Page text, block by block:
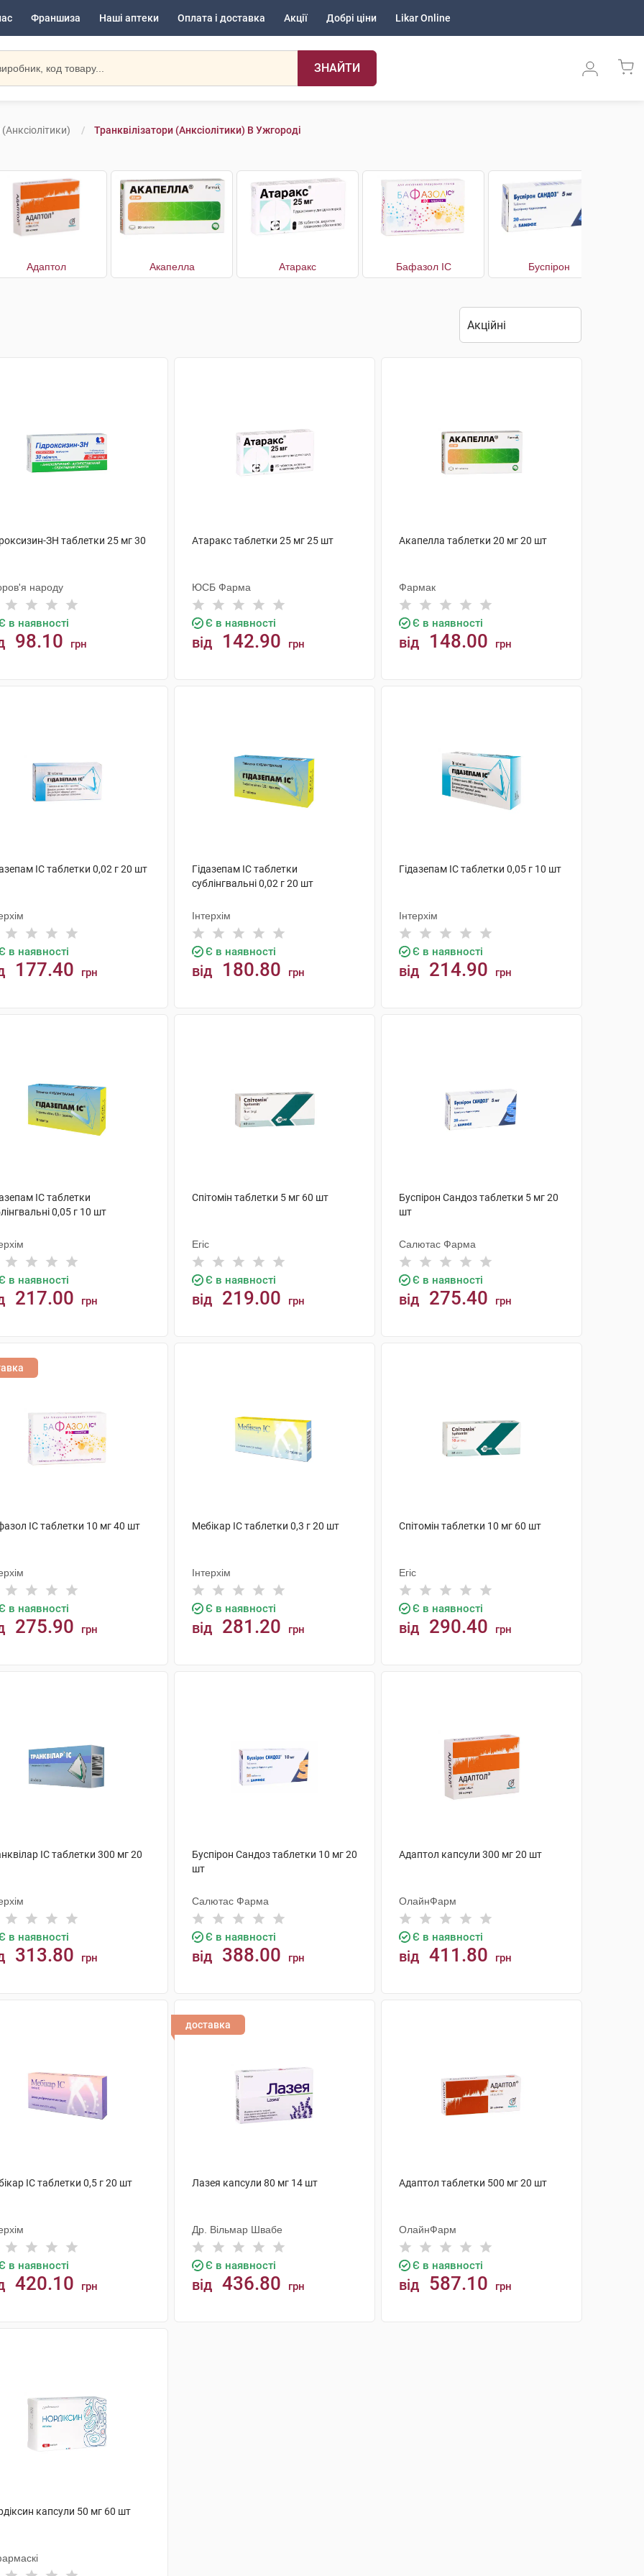
Франшиза Наші аптеки Оплата і доставка Акції Добрі ціни Likar Online
ЗНАЙТИ
Транквілізатори (анксіолітики) В Ужгороді
Адаптол Акапелла Атаракс Бафазол IC Буспірон
ЗН таблетки 25 мг 30
народу
в наявності
98.10 грн
Атаракс таблетки 25 мг 25 шт
ЮСБ Фарма
Є в наявності
від 142.90 грн
Акапелла таблетки 20 мг 20 шт
Фармак
Є в наявності
від 148.00 грн
IC таблетки 0,02 г 20 шт
в наявності
177.40 грн
Гідазепам IC таблетки
сублінгвальні 0,02 г 20 шт
Інтерхім
Є в наявності
від 180.80 грн
Гідазепам IC таблетки 0,05 г 10 шт
Інтерхім
Є в наявності
від 214.90 грн
IC таблетки
0,05 г 10 шт
в наявності
217.00 грн
Спітомін таблетки 5 мг 60 шт
Егіс
Є в наявності
від 219.00 грн
Буспірон Сандоз таблетки 5 мг 20
шт
Салютас Фарма
Є в наявності
від 275.40 грн
IC таблетки 10 мг 40 шт
в наявності
275.90 грн
Мебікар IC таблетки 0,3 г 20 шт
Інтерхім
Є в наявності
від 281.20 грн
Спітомін таблетки 10 мг 60 шт
Егіс
Є в наявності
від 290.40 грн
IC таблетки 300 мг 20
в наявності
313.80 грн
Буспірон Сандоз таблетки 10 мг 20
шт
Салютас Фарма
Є в наявності
від 388.00 грн
Адаптол капсули 300 мг 20 шт
ОлайнФарм
Є в наявності
від 411.80 грн
IC таблетки 0,5 г 20 шт
в наявності
420.10 грн
доставка
Лазея капсули 80 мг 14 шт
Др. Вільмар Швабе
Є в наявності
від 436.80 грн
Адаптол таблетки 500 мг 20 шт
ОлайнФарм
Є в наявності
від 587.10 грн
капсули 50 мг 60 шт